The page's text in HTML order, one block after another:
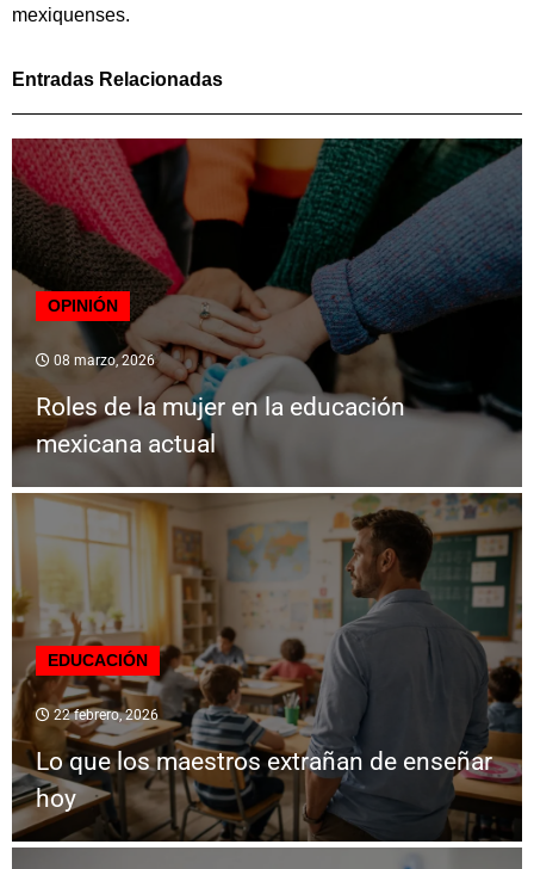
mexiquenses.
Entradas Relacionadas
OPINIÓN
08 marzo, 2026
Roles de la mujer en la educación
mexicana actual
EDUCACIÓN
22 febrero, 2026
Lo que los maestros extrañan de enseñar
hoy